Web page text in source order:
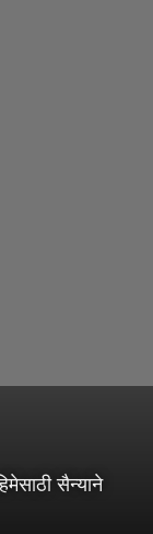
सैन्याने